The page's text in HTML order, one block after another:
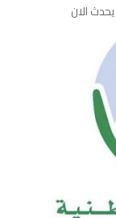
يحدث الان